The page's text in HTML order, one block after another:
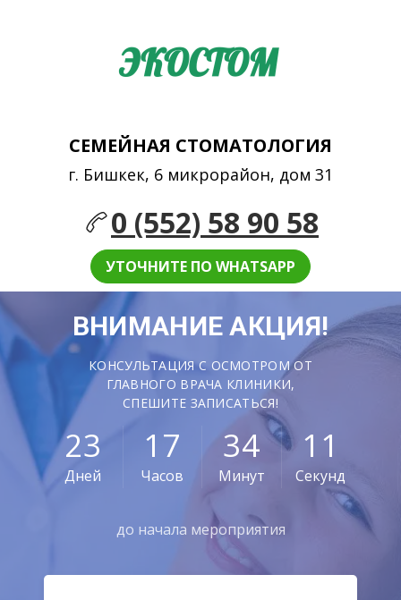
СЕМЕЙНАЯ СТОМАТОЛОГИЯ
г. Бишкек, 6 микрорайон, дом 31
0 (552) 58 90 58
УТОЧНИТЕ ПО WHATSAPP
ВНИМАНИЕ АКЦИЯ!
КОНСУЛЬТАЦИЯ С ОСМОТРОМ ОТ
ГЛАВНОГО ВРАЧА КЛИНИКИ,
СПЕШИТЕ ЗАПИСАТЬСЯ!
23
Дней
1 7
Часов
34
Минут
0 9
Секунд
до начала мероприятия